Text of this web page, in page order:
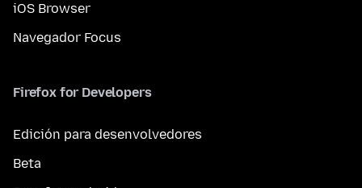
iOS Browser
Navegador Focus
Firefox for Developers
Edición para desenvolvedores
Beta